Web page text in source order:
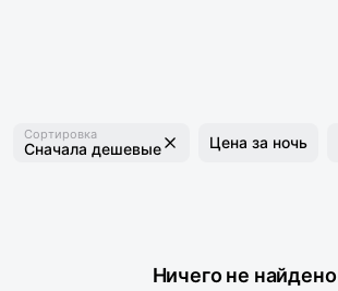
Сортировка
Сначала дешевые Цена за ночь
Ничего не найдено